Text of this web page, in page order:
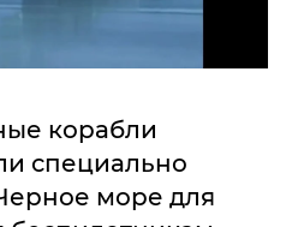
корабли
специально
море для